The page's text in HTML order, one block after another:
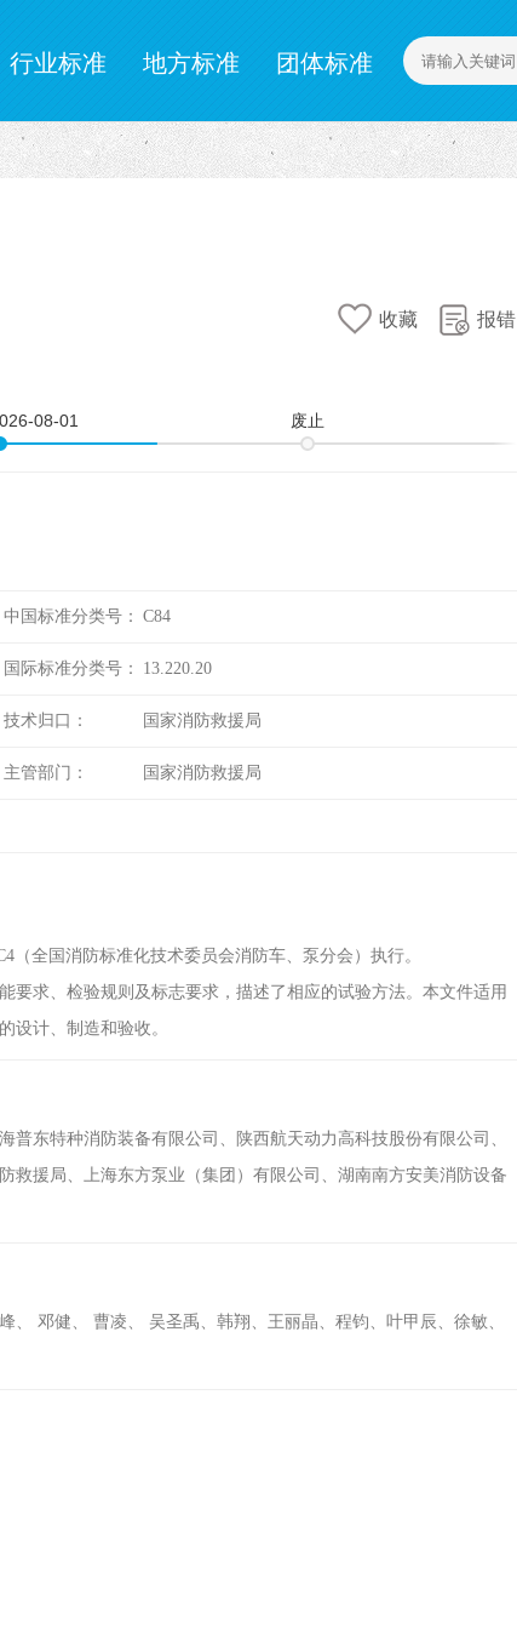
行业标准 地方标准
团体标准
收藏 报错
08-01 废止
中国标准分类号： C84
国际标准分类号： 13.220.20
技术归口： 国家消防救援局
主管部门： 国家消防救援局
（全国消防标准化技术委员会消防车、泵分会）执行。
求、检验规则及标志要求，描述了相应的试验方法。本文件适用
设计、制造和验收。
东特种消防装备有限公司、陕西航天动力高科技股份有限公司、
救援局、上海东方泵业（集团）有限公司、湖南南方安美消防设备
邓健、 曹凌、 吴圣禹、韩翔、王丽晶、程钧、叶甲辰、徐敏、